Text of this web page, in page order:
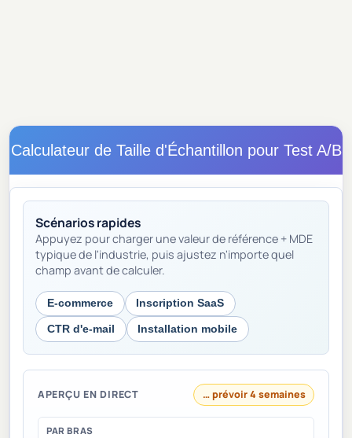
Calculateur de Taille d'Échantillon pour Test A/B
Scénarios rapides
Appuyez pour charger une valeur de référence + MDE
typique de l'industrie, puis ajustez n'importe quel
champ avant de calculer.
E-commerce Inscription SaaS
CTR d'e-mail Installation mobile
APERÇU EN DIRECT … prévoir 4 semaines
PAR BRAS